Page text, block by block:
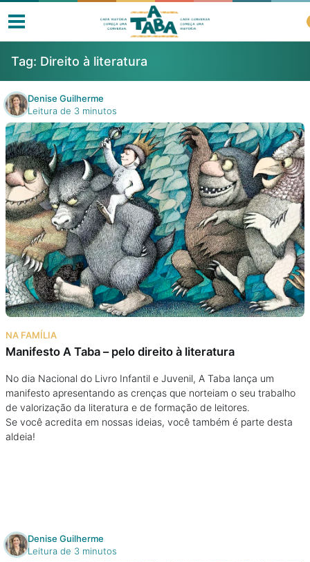
Livros
Resenhas
Clube de Leitores
Listas
Como ler?
Na escola
Na família
Colunas
Conteúdos
E-Books
Tag: Direito à literatura
Denise Guilherme
Leitura de 3 minutos
NA FAMÍLIA
Manifesto A Taba – pelo direito à literatura
No dia Nacional do Livro Infantil e Juvenil, A Taba lança um
manifesto apresentando as crenças que norteiam o seu trabalho
de valorização da literatura e de formação de leitores.
Se você acredita em nossas ideias, você também é parte desta
aldeia!
Denise Guilherme
Leitura de 3 minutos